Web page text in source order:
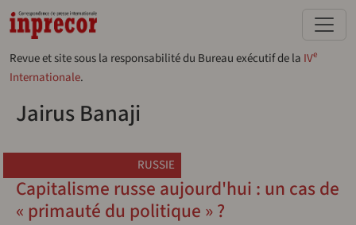
Aller au contenu principal
Revue et site sous la responsabilité du Bureau exécutif de la IVe
Internationale.
Jairus Banaji
RUSSIE
Capitalisme russe aujourd'hui : un cas de
« primauté du politique » ?